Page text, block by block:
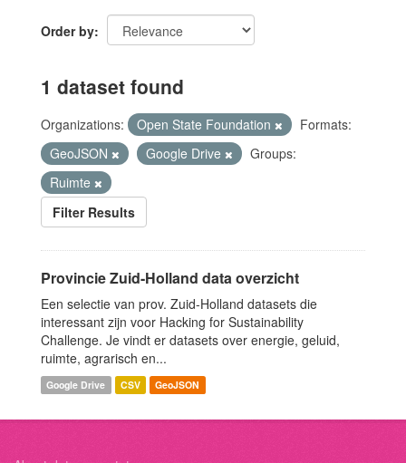
Order by
1 dataset found
Organizations: Open State Foundation
Formats:
GeoJSON
Google Drive
Groups:
Ruimte
Filter Results
Provincie Zuid-Holland data overzicht
Een selectie van prov. Zuid-Holland datasets die
interessant zijn voor Hacking for Sustainability
Challenge. Je vindt er datasets over energie, geluid,
ruimte, agrarisch en...
Google Drive CSV GeoJSON